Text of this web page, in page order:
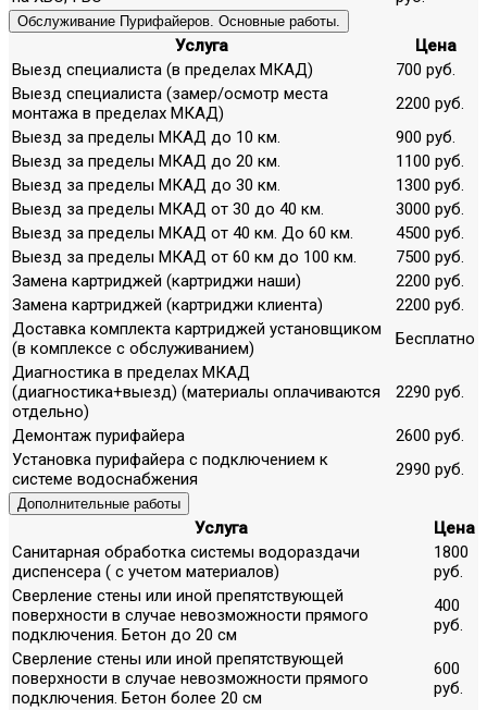
Обслуживание Пурифайеров. Основные работы.
Услуга
Цена
Выезд специалиста (в пределах МКАД)
700 руб.
Выезд специалиста (замер/осмотр места
монтажа в пределах МКАД)
2200 руб.
Выезд за пределы МКАД до 10 км.
900 руб.
Выезд за пределы МКАД до 20 км.
1100 руб.
Выезд за пределы МКАД до 30 км.
1300 руб.
Выезд за пределы МКАД от 30 до 40 км.
3000 руб.
Выезд за пределы МКАД от 40 км. До 60 км.
4500 руб.
Выезд за пределы МКАД от 60 км до 100 км.
7500 руб.
Замена картриджей (картриджи наши)
2200 руб.
Замена картриджей (картриджи клиента)
2200 руб.
Доставка комплекта картриджей установщиком
(в комплексе с обслуживанием)
Бесплатно
Диагностика в пределах МКАД
(диагностика+выезд) (материалы оплачиваются
отдельно)
2290 руб.
Демонтаж пурифайера
2600 руб.
Установка пурифайера с подключением к
системе водоснабжения
2990 руб.
Дополнительные работы
Услуга
Цена
Санитарная обработка системы водораздачи
диспенсера ( с учетом материалов)
1800
руб.
Сверление стены или иной препятствующей
поверхности в случае невозможности прямого
подключения. Бетон до 20 см
400
руб.
Сверление стены или иной препятствующей
поверхности в случае невозможности прямого
подключения. Бетон более 20 см
600
руб.